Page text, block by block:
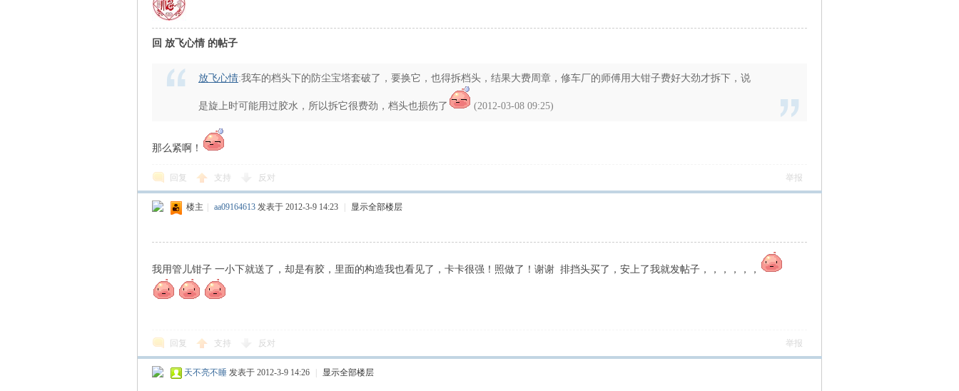
回 放飞心情 的帖子
放飞心情:我车的档头下的防尘宝塔套破了，要换它，也得拆档头，结果大费周章，修车厂的师傅用大钳子费好大劲才拆下，说
是旋上时可能用过胶水，所以拆它很费劲，档头也损伤了 (2012-03-08 09:25)
那么紧啊！
回复 支持 反对 举报
楼主 aa09164613 发表于 2012-3-9 14:23 显示全部楼层
我用管儿钳子 一小下就送了，却是有胶，里面的构造我也看见了，卡卡很强！照做了！谢谢 排挡头买了，安上了我就发帖子，，，，，，
回复 支持 反对 举报
天不亮不睡 发表于 2012-3-9 14:26 显示全部楼层